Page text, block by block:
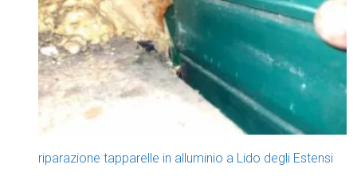
riparazione tapparelle in alluminio a Lido degli Estensi